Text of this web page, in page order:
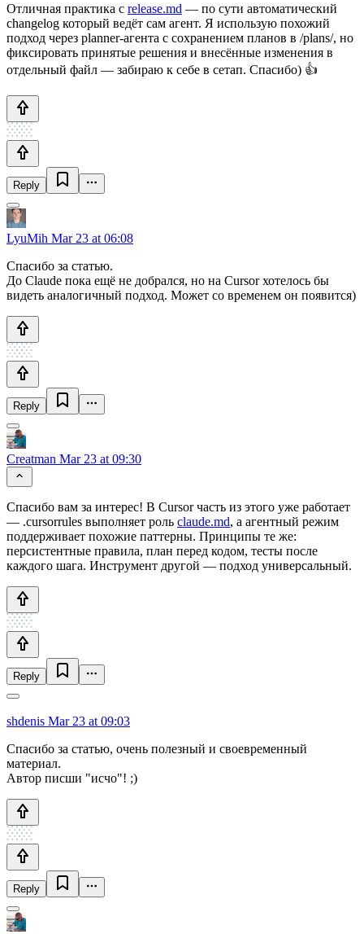
Отличная практика с release.md — по сути автоматический
changelog который ведёт сам агент. Я использую похожий
подход через planner-агента с сохранением планов в /plans/, но
фиксировать принятые решения и внесённые изменения в
отдельный файл — забираю к себе в сетап. Спасибо) 👍
Reply
LyuMih Mar 23 at 06:08
Спасибо за статью.
До Claude пока ещё не добрался, но на Cursor хотелось бы
видеть аналогичный подход. Может со временем он появится)
Reply
Creatman Mar 23 at 09:30
Спасибо вам за интерес! В Cursor часть из этого уже работает
— .cursorrules выполняет роль claude.md, а агентный режим
поддерживает похожие паттерны. Принципы те же:
персистентные правила, план перед кодом, тесты после
каждого шага. Инструмент другой — подход универсальный.
Reply
shdenis Mar 23 at 09:03
Спасибо за статью, очень полезный и своевременный
материал.
Автор писши "исчо"! ;)
Reply